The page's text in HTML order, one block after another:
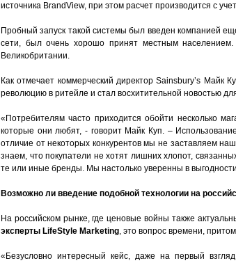
источника BrandView, при этом расчет производится с
Пробный запуск такой системы был введен компанией
сети, был очень хорошо принят местным
Великобритании.
Как отмечает коммерческий директор Sainsbury’s Майк
революцию в ритейле и стал восхитительной новостью
«Потребителям часто приходится обойти несколько
которые они любят, - говорит Майк Куп. –
отличие от некоторых конкурентов мы не заставляем
знаем, что покупатели не хотят лишних хлопот,
те или иные бренды. Мы настолько уверенны в
Возможно ли введение подобной технологии на
На российском рынке, где ценовые войны также
эксперты LifeStyle Marketing, это вопрос времени,
«Безусловно интересный кейс, даже на первый